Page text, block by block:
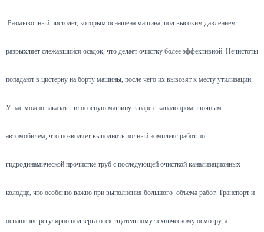
Размывочный пистолет, которым оснащена машина, под высоким давлением
разрыхляет слежавшийся осадок, что делает очистку более эффективной. Нечистоты
попадают в цистерну на борту машины, после чего их вывозят к месту утилизации.
У нас можно заказать илососную машину в паре с каналопромывочным
автомобилем, что позволяет выполнить полный комплекс работ по
гидродинамической прочистке труб с последующей очисткой канализационных
колодце, что особенно важно при выполнения большого объема работ. Транспорт и
оснащение регулярно подвергаются тщательному техническому осмотру, а